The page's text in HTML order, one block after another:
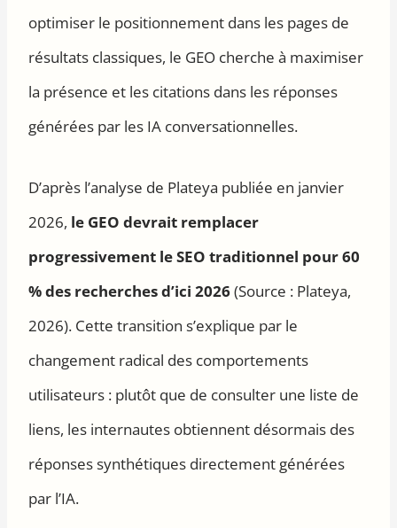
optimiser le positionnement dans les pages de
résultats classiques, le GEO cherche à maximiser
la présence et les citations dans les réponses
générées par les IA conversationnelles.
D’après l’analyse de Plateya publiée en janvier
2026, le GEO devrait remplacer
progressivement le SEO traditionnel pour 60
% des recherches d’ici 2026(Source : Plateya,
2026). Cette transition s’explique par le
changement radical des comportements
utilisateurs : plutôt que de consulter une liste de
liens, les internautes obtiennent désormais des
réponses synthétiques directement générées
par l’IA.